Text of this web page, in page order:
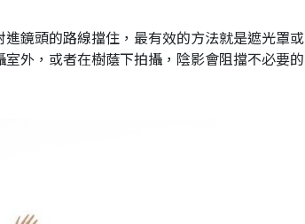
鏡頭的路線擋住，最有效的方法就是遮光罩或
外，或者在樹蔭下拍攝，陰影會阻擋不必要的